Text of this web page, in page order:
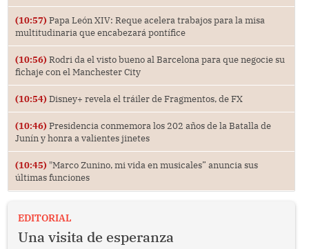
(10:57) Papa León XIV: Reque acelera trabajos para la misa
multitudinaria que encabezará pontífice
(10:56) Rodri da el visto bueno al Barcelona para que negocie su
fichaje con el Manchester City
(10:54) Disney+ revela el tráiler de Fragmentos, de FX
(10:46) Presidencia conmemora los 202 años de la Batalla de
Junín y honra a valientes jinetes
(10:45) "Marco Zunino, mi vida en musicales” anuncia sus
últimas funciones
EDITORIAL
Una visita de esperanza